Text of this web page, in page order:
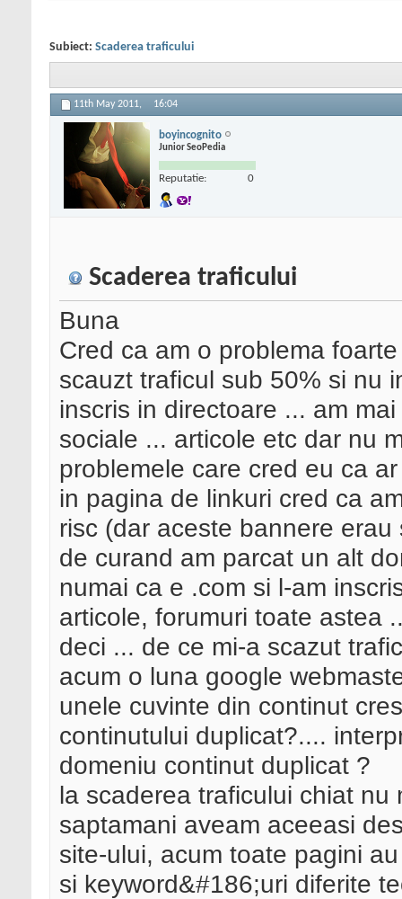
Subiect: Scaderea traficului
11th May 2011, 16:04
boyincognito
Junior SeoPedia
Reputatie: 0
Scaderea traficului
Buna
Cred ca am o problema
scauzt traficul sub 50% si nu
inscris in directoare ... am
sociale ... articole etc dar nu
problemele care cred eu ca
in pagina de linkuri cred ca
risc (dar aceste bannere
de curand am parcat un alt
numai ca e .com si l-am
articole, forumuri toate astea
deci ... de ce mi-a scazut
acum o luna google
unele cuvinte din continut
continutului duplicat?....
domeniu continut duplicat ?
la scaderea traficului chiat
saptamani aveam aceeasi
site-ului, acum toate pagini
si keyword&#186;uri diferite